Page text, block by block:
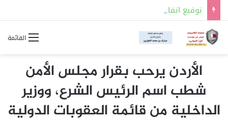
القائمة
الأردن يرحب بقرار مجلس الأمن
شطب اسم الرئيس الشرع، ووزير
الداخلية من قائمة العقوبات الدولية